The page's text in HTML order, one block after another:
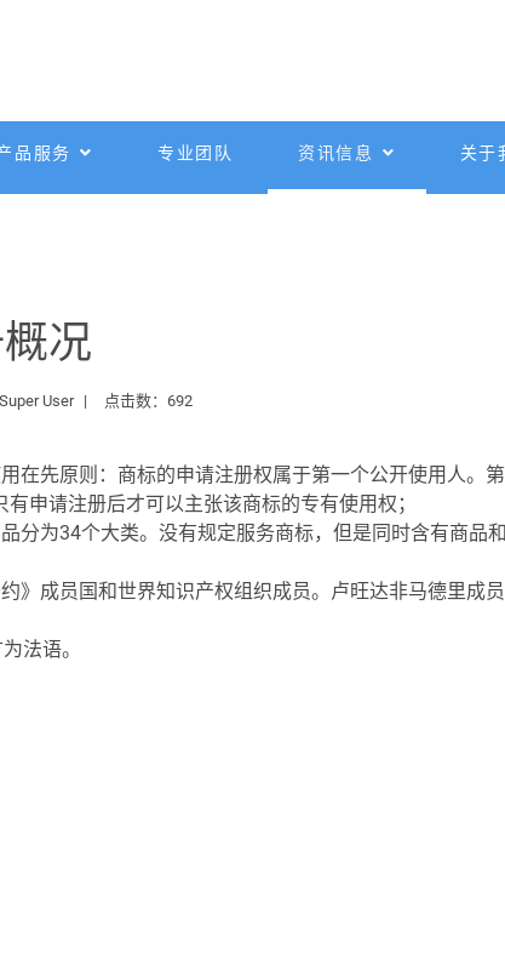
品服务 专业团队 资讯信息 关于
况
Super User 点击数：692
在先原则：商标的申请注册权属于第一个公开使用人。
申请注册后才可以主张该商标的专有使用权；
分为34个大类。没有规定服务商标，但是同时含有商品
》成员国和世界知识产权组织成员。卢旺达非马德里成
法语。